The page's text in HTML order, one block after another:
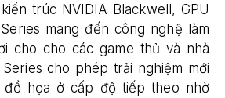
trúc NVIDIA Blackwell, GPU
mang đến công nghệ làm
cho cho các game thủ và nhà
cho phép trải nghiệm mới
họa ở cấp độ tiếp theo nhờ